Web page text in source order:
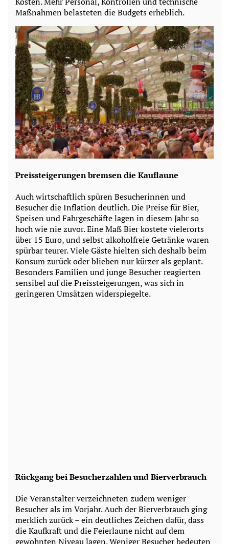
Maßnahmen belasteten die Budgets erheblich.
Preissteigerungen bremsen die Kauflaune
Auch wirtschaftlich spüren Besucherinnen und
Besucher die Inflation deutlich. Die Preise für Bier,
Speisen und Fahrgeschäfte lagen in diesem Jahr so
hoch wie nie zuvor. Eine Maß Bier kostete vielerorts
über 15 Euro, und selbst alkoholfreie Getränke waren
spürbar teurer. Viele Gäste hielten sich deshalb beim
Konsum zurück oder blieben nur kürzer als geplant.
Besonders Familien und junge Besucher reagierten
sensibel auf die Preissteigerungen, was sich in
geringeren Umsätzen widerspiegelte.
Rückgang bei Besucherzahlen und Bierverbrauch
Die Veranstalter verzeichneten zudem weniger
Besucher als im Vorjahr. Auch der Bierverbrauch ging
merklich zurück – ein deutliches Zeichen dafür, dass
die Kaufkraft und die Feierlaune nicht auf dem
gewohnten Niveau lagen. Weniger Besucher bedeuten